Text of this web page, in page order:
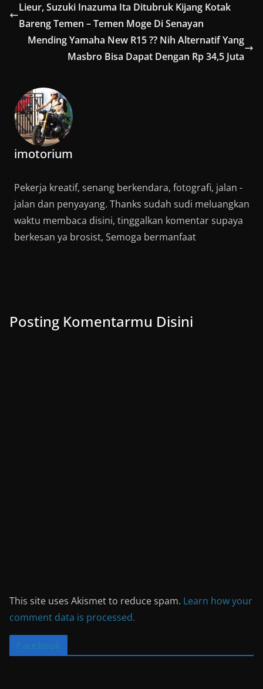
Lieur, Suzuki Inazuma Ita Ditubruk Kijang Kotak
Bareng Temen – Temen Moge Di Senayan
Mending Yamaha New R15 ?? Nih Alternatif Yang
Masbro Bisa Dapat Dengan Rp 34,5 Juta
imotorium
Pekerja kreatif, senang berkendara, fotografi, jalan -
jalan dan penyayang. Thanks sudah sudi meluangkan
waktu membaca disini, tinggalkan komentar supaya
berkesan ya brosist, Semoga bermanfaat
Posting Komentarmu Disini
This site uses Akismet to reduce spam. Learn how your
comment data is processed.
Facebook